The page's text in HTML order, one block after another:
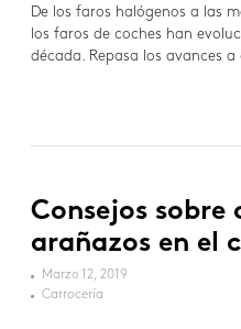
De los faros halógenos a las
los faros de coches han
década. Repasa los avances
Consejos sobre
arañazos en el
Marzo 12, 2019
Carrocería